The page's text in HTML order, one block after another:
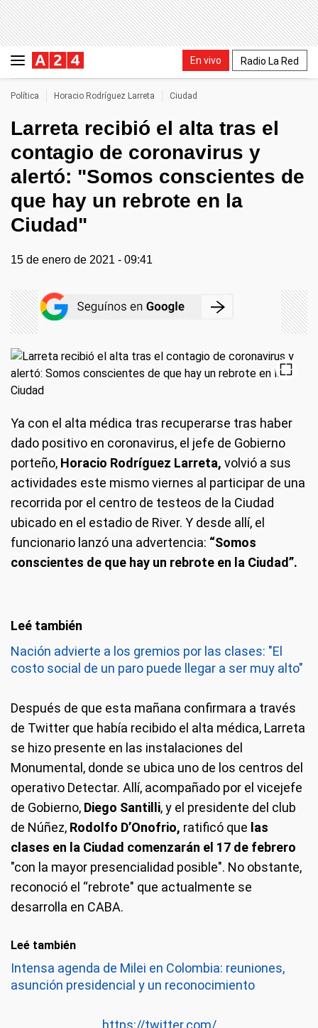
En vivo Radio La Red
Política Horacio Rodríguez Larreta Ciudad
Larreta recibió el alta tras el
contagio de coronavirus y
alertó: "Somos conscientes de
que hay un rebrote en la
Ciudad"
15 de enero de 2021 - 09:41
Ya con el alta médica tras recuperarse tras haber
dado positivo en coronavirus, el jefe de Gobierno
porteño, Horacio Rodríguez Larreta, volvió a sus
actividades este mismo viernes al participar de una
recorrida por el centro de testeos de la Ciudad
ubicado en el estadio de River. Y desde allí, el
funcionario lanzó una advertencia: “Somos
conscientes de que hay un rebrote en la Ciudad”.
Nación advierte a los gremios por las clases: "El
costo social de un paro puede llegar a ser muy alto"
Después de que esta mañana confirmara a través
de Twitter que había recibido el alta médica, Larreta
se hizo presente en las instalaciones del
Monumental, donde se ubica uno de los centros del
operativo Detectar. Allí, acompañado por el vicejefe
de Gobierno, Diego Santilli, y el presidente del club
de Núñez, Rodolfo D’Onofrio, ratificó que las
clases en la Ciudad comenzarán el 17 de febrero
"con la mayor presencialidad posible". No obstante,
reconoció el “rebrote" que actualmente se
desarrolla en CABA.
Leé también
Intensa agenda de Milei en Colombia: reuniones,
asunción presidencial y un reconocimiento
https://twitter.com/